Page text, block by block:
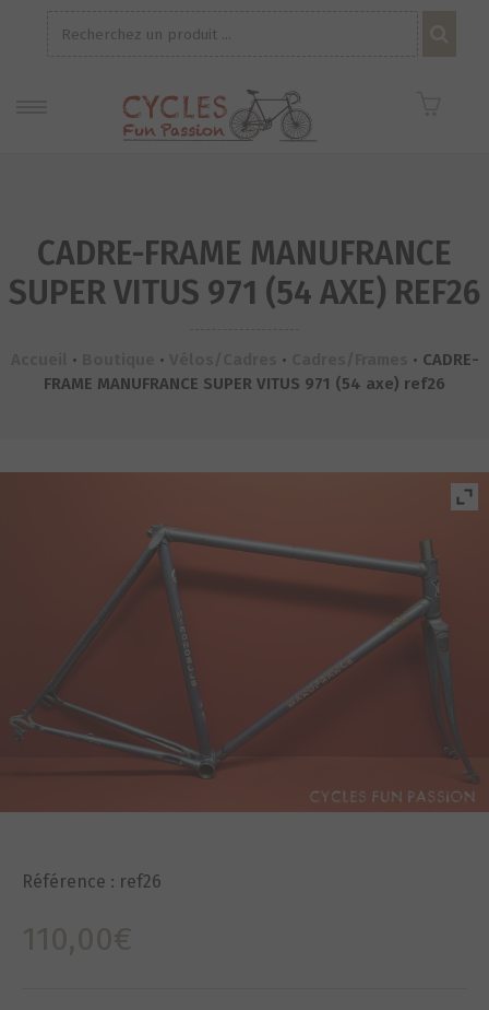
CADRE-FRAME MANUFRANCE
SUPER VITUS 971 (54 AXE) REF26
• • • • CADRE-
FRAME MANUFRANCE SUPER VITUS 971 (54 axe) ref26
Référence : ref26